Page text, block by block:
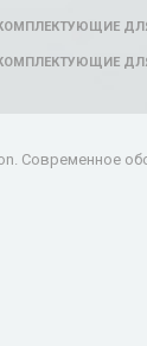
Современное